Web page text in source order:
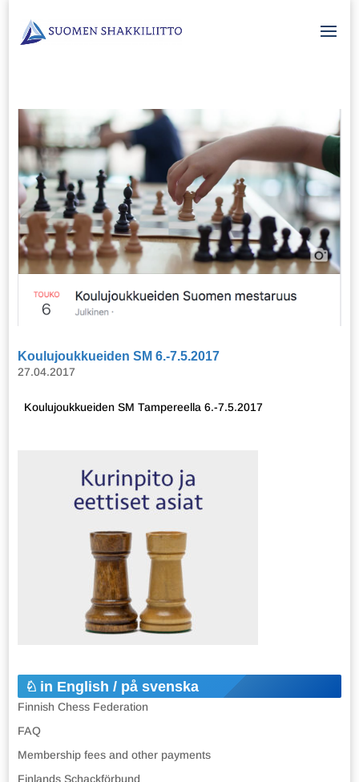
Koulujoukkueiden SM 6.-7.5.2017
27.04.2017
Koulujoukkueiden SM Tampereella 6.-7.5.2017
in English / på svenska
Finnish Chess Federation
FAQ
Membership fees and other payments
Finlands Schackförbund